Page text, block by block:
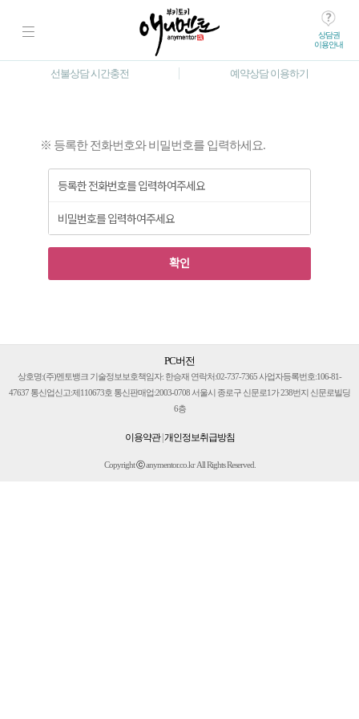
상담권
이용안내
선불상담 시간충전 예약상담 이용하기
※ 등록한 전화번호와 비밀번호를 입력하세요.
확인
PC버전
상호명:(주)멘토뱅크 기술정보보호책임자: 한승재 연락처:02-737-7365 사업자등록번호:106-81-
47637 통신업신고:제110673호 통신판매업:2003-0708 서울시 종로구 신문로1가 238번지 신문로빌딩
6층
이용약관| 개인정보취급방침
Copyrightⓒanymentor.co.kr All Rights Reserved.